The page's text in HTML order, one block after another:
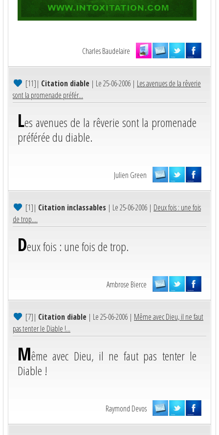
Charles Baudelaire
[11]| Citation diable | Le 25-06-2006 | Les avenues de la rêverie
sont la promenade préfér...
Les avenues de la rêverie sont la promenade
préférée du diable.
Julien Green
[1]| Citation inclassables | Le 25-06-2006 | Deux fois : une fois
de trop....
Deux fois : une fois de trop.
Ambrose Bierce
[7]| Citation diable | Le 25-06-2006 | Même avec Dieu, il ne faut
pas tenter le Diable !...
Même avec Dieu, il ne faut pas tenter le
Diable !
Raymond Devos